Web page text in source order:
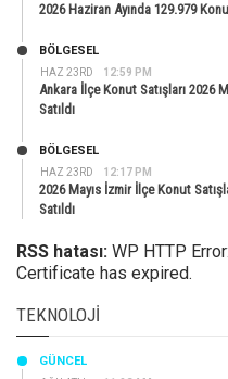
2026 Haziran Ayında 129.979
HAZ 23RD 12:59 PM
BÖLGESEL
Ankara İlçe Konut Satışları 2026
Satıldı
HAZ 23RD 12:17 PM
BÖLGESEL
2026 Mayıs İzmir İlçe Konut
Satıldı
RSS hatası: WP HTTP
Certificate has expired.
TEKNOLOJI
GÜNCEL